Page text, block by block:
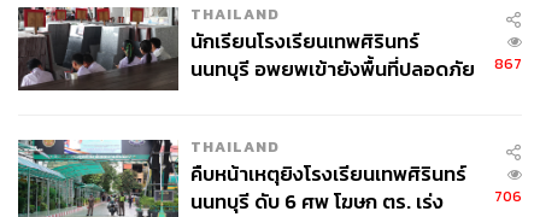
THAILAND
นักเรียนโรงเรียนเทพศิรินทร์
นนทบุรี อพยพเข้ายังพื้นที่ปลอดภัย
867
THAILAND
คืบหน้าเหตุยิงโรงเรียนเทพศิรินทร์
นนทบุรี ดับ 6 ศพ โฆษก ตร. เร่ง
706